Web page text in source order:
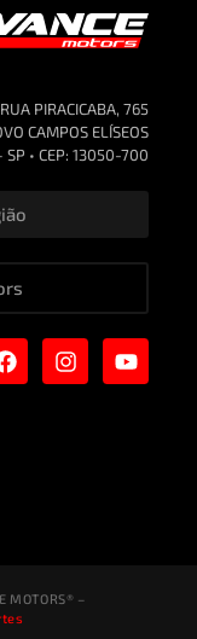
RUA PIRACICABA, 765
CAMPOS ELÍSEOS
SP • CEP: 13050-700
MOTORS® –